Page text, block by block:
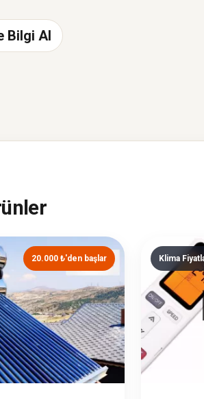
Bilgi Al
20.000 ₺'den başlar Klima